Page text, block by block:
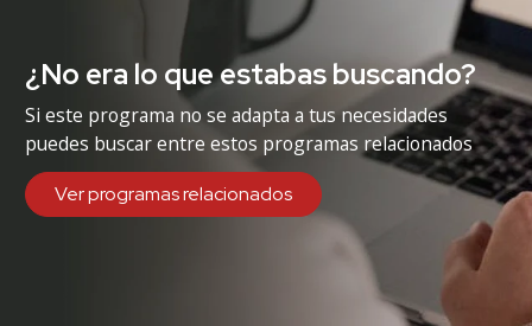
¿No era lo que estabas buscando?
Si este programa no se adapta a tus necesidades
puedes buscar entre estos programas relacionados
Ver programas relacionados